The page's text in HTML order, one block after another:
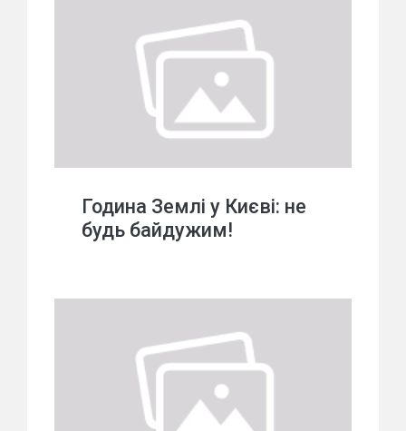
Година Землі у Києві: не
будь байдужим!